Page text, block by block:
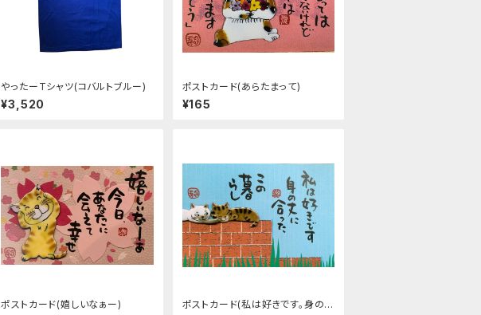
やったーTシャツ(コバルトブルー)
¥3,520
ポストカード(あらたまって)
¥165
ポストカード(嬉しいなぁー)
ポストカード(私は好きです。身の